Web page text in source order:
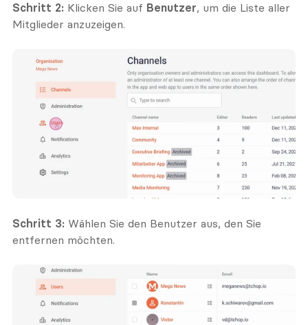
Schritt 2: Klicken Sie auf Benutzer, um die Liste aller
Mitglieder anzuzeigen.
Schritt 3: Wählen Sie den Benutzer aus, den Sie
entfernen möchten.